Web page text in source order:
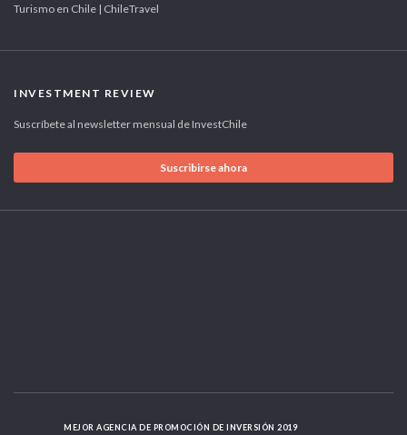
Turismo en Chile | ChileTravel
INVESTMENT REVIEW
Suscríbete al newsletter mensual de InvestChile
Suscribirse ahora
MEJOR AGENCIA DE PROMOCIÓN DE INVERSIÓN 2019